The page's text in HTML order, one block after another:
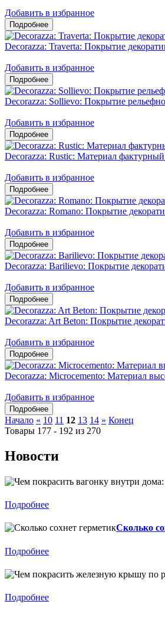
Добавить в избранное
Decorazza: Traverta: Покрытие
Добавить в избранное
Decorazza: Sollievo: Покрытие
Добавить в избранное
Decorazza: Rustic: Материал
Добавить в избранное
Decorazza: Romano: Покрытие
Добавить в избранное
Decorazza: Barilievo: Покрытие
Добавить в избранное
Decorazza: Art Beton: Покрытие
Добавить в избранное
Decorazza: Microcemento: Материал
Добавить в избранное
Начало « 10 11 12 13 14 » Конец
Товары 177 - 192 из 270
Новости
Подробнее
Сколько
Подробнее
Подробнее